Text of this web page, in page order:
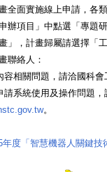
全面實施線上申請，各
辦項目」中點選「專題
」，計畫歸屬請選擇「
聯絡人：
容相關問題，請洽國科
請系統使用及操作問題
。
年度「智慧機器人關鍵